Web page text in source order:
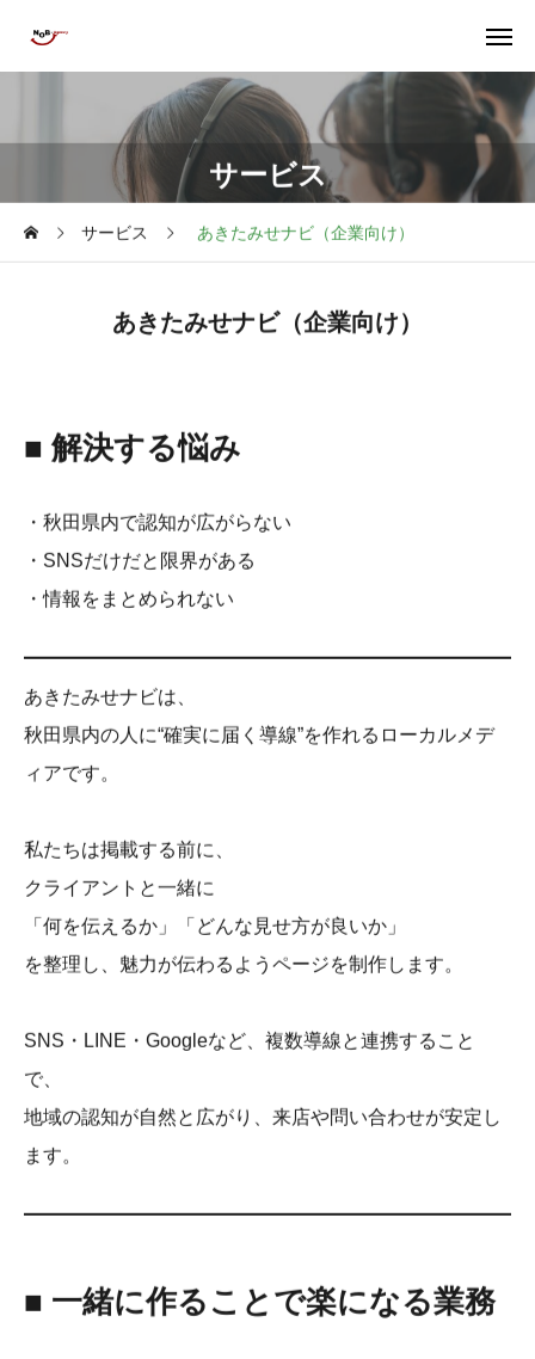
サービス
サービス あきたみせナビ（企業向け）
あきたみせナビ（企業向け）
■ 解決する悩み
・秋田県内で認知が広がらない
・SNSだけだと限界がある
・情報をまとめられない
あきたみせナビは、
秋田県内の人に“確実に届く導線”を作れるローカルメデ
ィアです。
私たちは掲載する前に、
クライアントと一緒に
「何を伝えるか」「どんな見せ方が良いか」
を整理し、魅力が伝わるようページを制作します。
SNS・LINE・Googleなど、複数導線と連携すること
で、
地域の認知が自然と広がり、来店や問い合わせが安定し
ます。
■ 一緒に作ることで楽になる業務